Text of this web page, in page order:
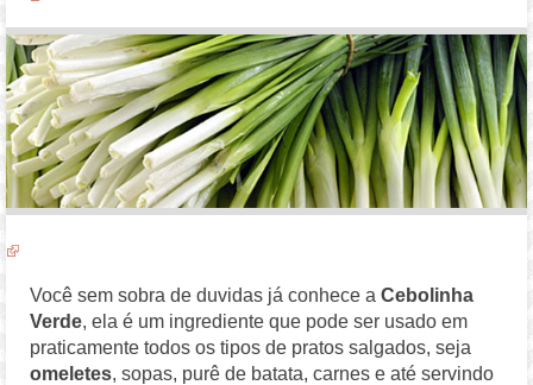
Você sem sobra de duvidas já conhece a Cebolinha
Verde, ela é um ingrediente que pode ser usado em
praticamente todos os tipos de pratos salgados, seja
omeletes, sopas, purê de batata, carnes e até servindo